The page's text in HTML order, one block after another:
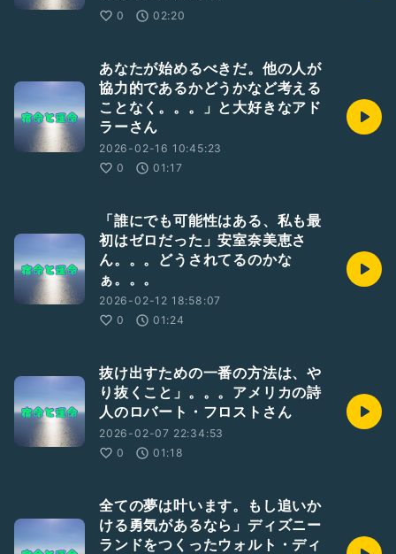
0
02:20
あなたが始めるべきだ。他の人が
協力的であるかどうかなど考える
ことなく。。。」と大好きなアド
ラーさん
2026-02-16 10:45:23
0
01:17
「誰にでも可能性はある、私も最
初はゼロだった」安室奈美恵さ
ん。。。どうされてるのかな
ぁ。。。
2026-02-12 18:58:07
0
01:24
抜け出すための一番の方法は、や
り抜くこと」。。。アメリカの詩
人のロバート・フロストさん
2026-02-07 22:34:53
0
01:18
全ての夢は叶います。もし追いか
ける勇気があるなら」ディズニー
ランドをつくったウォルト・ディ